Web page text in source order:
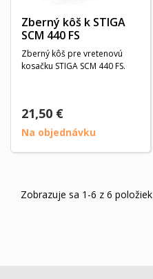
Zberný kôš k STIGA
SCM 440 FS
Zberný kôš pre vretenovú
kosačku STIGA SCM 440 FS.
21,50 €
Na objednávku
Zobrazuje sa 1-6 z 6 položiek